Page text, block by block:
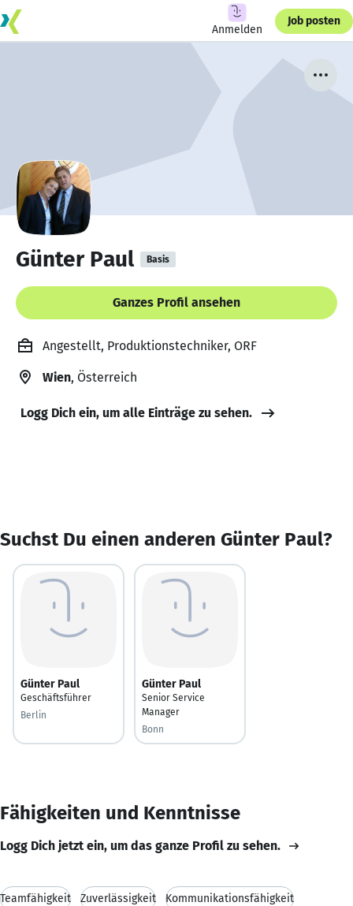
Anmelden
Job posten
Günter Paul Basis
Ganzes Profil ansehen
Angestellt, Produktionstechniker, ORF
Wien, Österreich
Logg Dich ein, um alle Einträge zu sehen.
Suchst Du einen anderen Günter Paul?
Günter Paul
Geschäftsführer
Berlin
Günter Paul
Senior Service
Manager
Bonn
Fähigkeiten und Kenntnisse
Logg Dich jetzt ein, um das ganze Profil zu sehen.
Teamfähigkeit Zuverlässigkeit Kommunikationsfähigkeit